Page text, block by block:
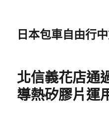
日本包車自由行
北信義花店
導熱矽膠片運